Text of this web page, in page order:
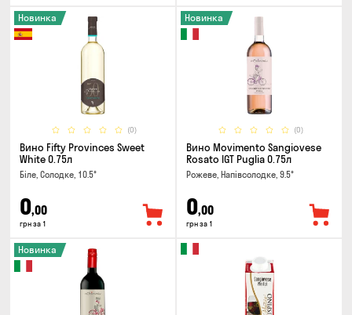
(0)
Новинка
Вино Fifty Provinces Sweet
White 0.75л
Біле, Солодке, 10.5°
0,00
грн за 1
(0)
Новинка
Вино Movimento Sangiovese
Rosato IGT Puglia 0.75л
Рожеве, Напівсолодке, 9.5°
0,00
грн за 1
Новинка